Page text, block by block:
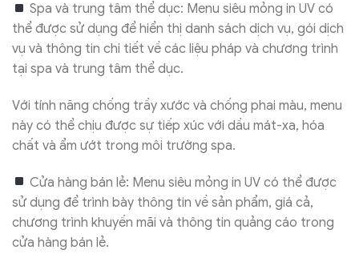
Spa và trung tâm thể dục: Menu siêu mỏng in UV có
thể được sử dụng để hiển thị danh sách dịch vụ, gói dịch
vụ và thông tin chi tiết về các liệu pháp và chương trình
tại spa và trung tâm thể dục.
Với tính năng chống trầy xước và chống phai màu, menu
này có thể chịu được sự tiếp xúc với dầu mát-xa, hóa
chất và ẩm ướt trong môi trường spa.
Cửa hàng bán lẻ: Menu siêu mỏng in UV có thể được
sử dụng để trình bày thông tin về sản phẩm, giá cả,
chương trình khuyến mãi và thông tin quảng cáo trong
cửa hàng bán lẻ.